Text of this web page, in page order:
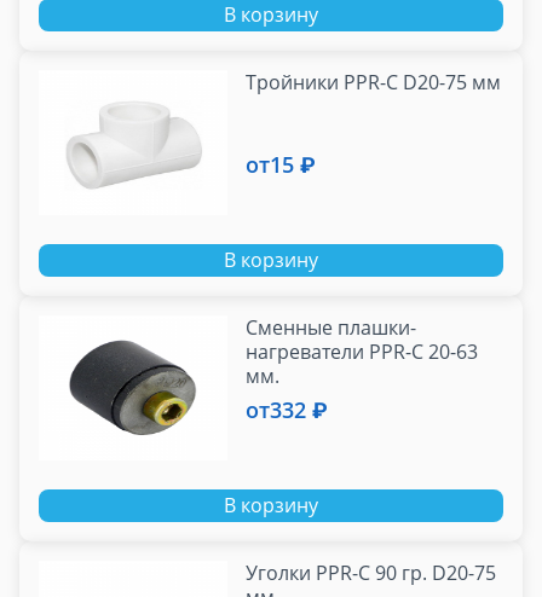
В корзину
Тройники PPR-C D20-75 мм
от15 ₽
В корзину
Сменные плашки-
нагреватели PPR-C 20-63
мм.
от332 ₽
В корзину
Уголки PPR-C 90 гр. D20-75